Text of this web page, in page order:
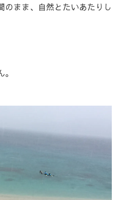
のまま、自然とたいあたりし